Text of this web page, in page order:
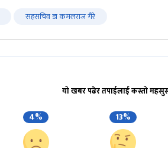
सहसचिव डा कमलराज गैरे
यो खबर पढेर तपाईलाई कस्तो
4% 13%